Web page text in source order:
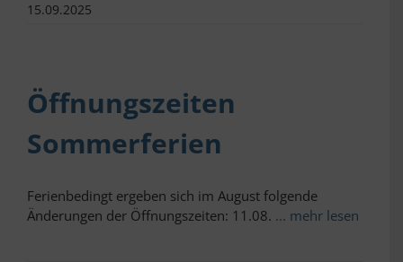
15.09.2025
Öffnungszeiten
Sommerferien
Ferienbedingt ergeben sich im August folgende
Änderungen der Öffnungszeiten: 11.08. ... mehr lesen